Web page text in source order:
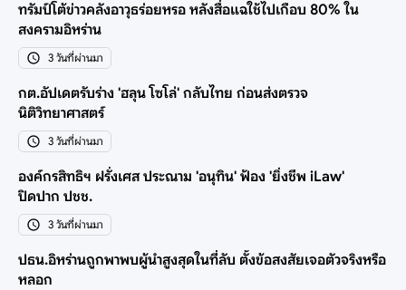
ทรัมป์โต้ข่าวคลังอาวุธร่อยหรอ หลังสื่อแฉใช้ไปเกือบ 80% ใน
สงครามอิหร่าน
3 วันที่ผ่านมา
กต.อัปเดตรับร่าง 'ฮลุน โซโล่' กลับไทย ก่อนส่งตรวจ
นิติวิทยาศาสตร์
3 วันที่ผ่านมา
องค์กรสิทธิฯ ฝรั่งเศส ประณาม 'อนุทิน' ฟ้อง 'ยิ่งชีพ iLaw'
ปิดปาก ปชช.
3 วันที่ผ่านมา
ปธน.อิหร่านถูกพาพบผู้นำสูงสุดในที่ลับ ตั้งข้อสงสัยเจอตัวจริงหรือ
หลอก